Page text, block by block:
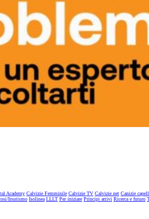
Academy Calvizie Femminile Calvizie TV Calvizie.net Canizie
Irsutismo Isolinea LLLT Per iniziare Principi attivi Ricerca e futuro